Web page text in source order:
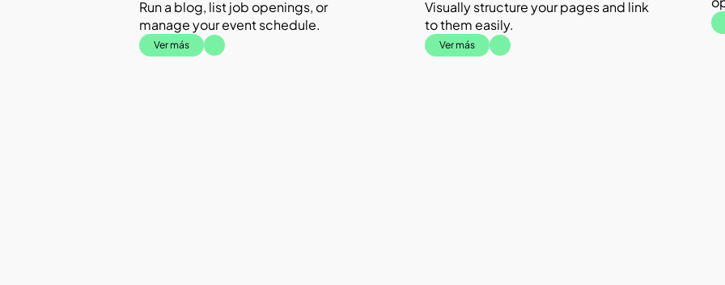
Run a blog, list job openings, or
manage your event schedule.
Ver más
Visually structure your pages and link
to them easily.
Ver más